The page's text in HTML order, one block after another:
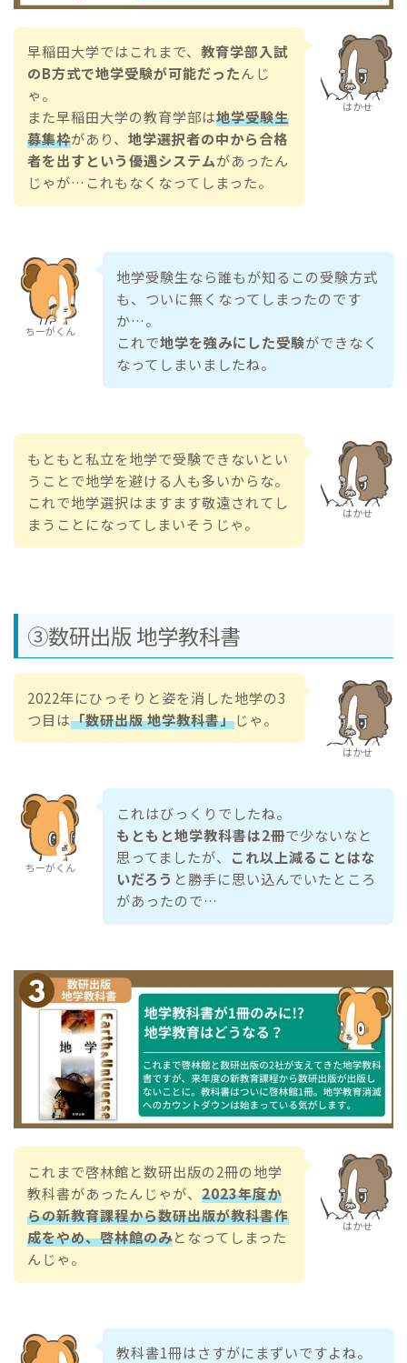
はかせ
早稲田大学ではこれまで、 教育学部入試
のB方式で地学受験が可能だったんじ
ゃ。
また早稲田大学の教育学部は地学受験生
募集枠があり、 地学選択者の中から合格
者を出すという優遇システムがあったん
じゃが…これもなくなってしまった。
ちーがくん
地学受験生なら誰もが知るこの受験方式
も、ついに無くなってしまったのです
か…。
これで地学を強みにした受験ができなく
なってしまいましたね。
はかせ
もともと私立を地学で受験できないとい
うことで地学を避ける人も多いからな。
これで地学選択はますます敬遠されてし
まうことになってしまいそうじゃ。
③数研出版 地学教科書
はかせ
2022年にひっそりと姿を消した地学の3
つ目は「数研出版 地学教科書」じゃ。
ちーがくん
これはびっくりでしたね。
もともと地学教科書は2冊で少ないなと
思ってましたが、
これ以上減ることはな
いだろう と勝手に思い込んでいたところ
があったので…
はかせ
これまで啓林館と数研出版の2冊の地学
教科書があったんじゃが、 2023年度か
らの新教育課程から数研出版が教科書作
成をやめ、啓林館のみとなってしまった
んじゃ。
教科書1冊はさすがにまずいですよね。